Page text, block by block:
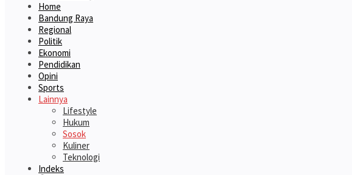
Home
Bandung Raya
Regional
Politik
Ekonomi
Pendidikan
Opini
Sports
Lainnya
Lifestyle
Hukum
Sosok
Kuliner
Teknologi
Indeks